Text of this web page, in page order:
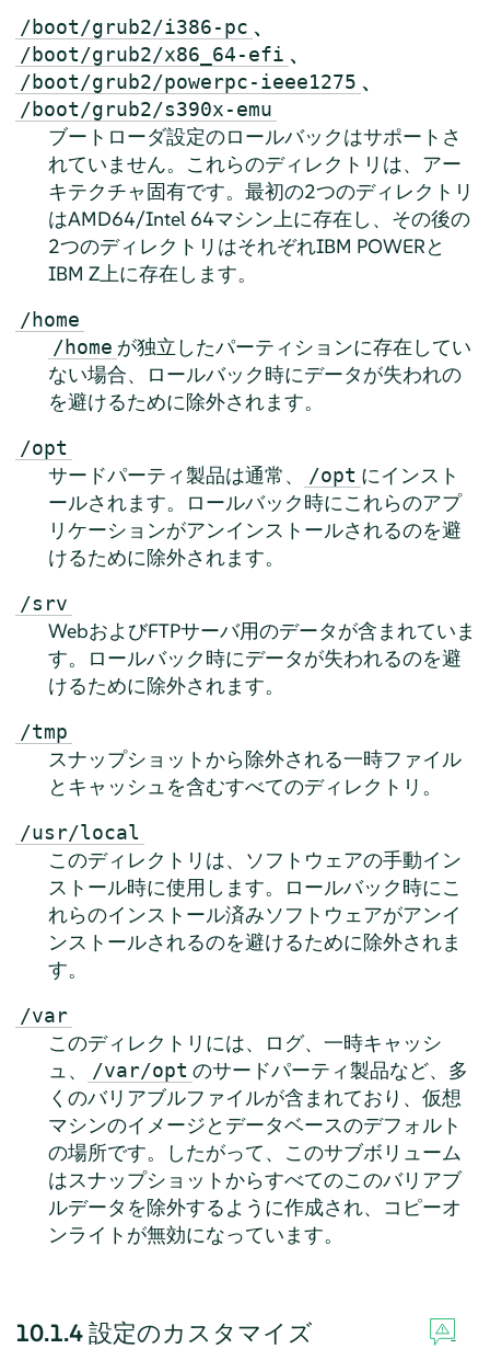
/boot/grub2/i386-pc 、
/boot/grub2/x86_64-efi 、
/boot/grub2/powerpc-ieee1275 、
/boot/grub2/s390x-emu
ブートローダ設定のロールバックはサポートさ
れていません。これらのディレクトリは、アー
キテクチャ固有です。最初の2つのディレクトリ
はAMD64/Intel 64マシン上に存在し、その後の
2つのディレクトリはそれぞれIBM POWERと
IBM Z上に存在します。
/home
/home が独立したパーティションに存在してい
ない場合、ロールバック時にデータが失われの
を避けるために除外されます。
/opt
サードパーティ製品は通常、 /opt にインスト
ールされます。ロールバック時にこれらのアプ
リケーションがアンインストールされるのを避
けるために除外されます。
/srv
WebおよびFTPサーバ用のデータが含まれていま
す。ロールバック時にデータが失われるのを避
けるために除外されます。
/tmp
スナップショットから除外される一時ファイル
とキャッシュを含むすべてのディレクトリ。
/usr/local
このディレクトリは、ソフトウェアの手動イン
ストール時に使用します。ロールバック時にこ
れらのインストール済みソフトウェアがアンイ
ンストールされるのを避けるために除外されま
す。
/var
このディレクトリには、ログ、一時キャッシ
ュ、
/var/opt のサードパーティ製品など、多
くのバリアブルファイルが含まれており、仮想
マシンのイメージとデータベースのデフォルト
の場所です。したがって、このサブボリューム
はスナップショットからすべてのこのバリアブ
ルデータを除外するように作成され、コピーオ
ンライトが無効になっています。
10.1.4設定のカスタマイズ